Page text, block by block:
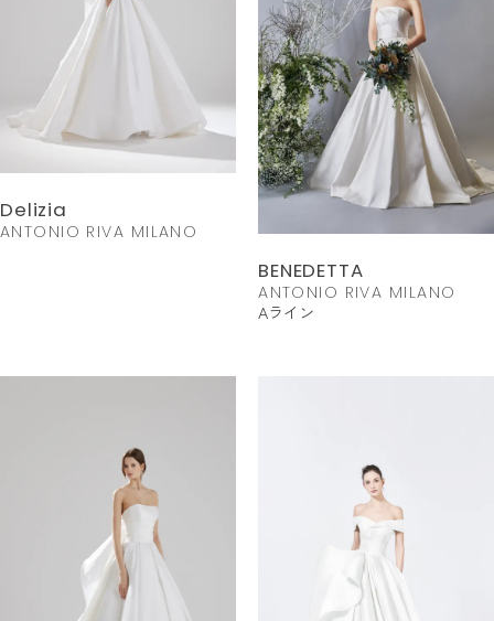
Delizia
ANTONIO RIVA MILANO
BENEDETTA
ANTONIO RIVA MILANO
Aライン